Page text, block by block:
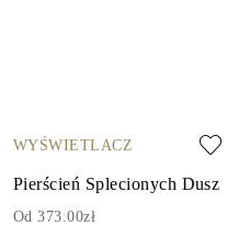
WYŚWIETLACZ
Pierścień Splecionych Dusz
Od 373.00zł